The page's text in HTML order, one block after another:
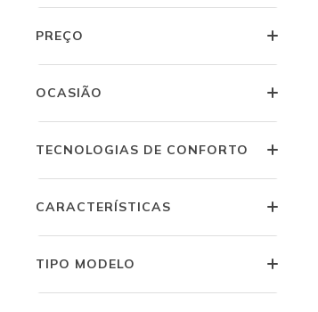
PREÇO
OCASIÃO
TECNOLOGIAS DE CONFORTO
CARACTERÍSTICAS
TIPO MODELO